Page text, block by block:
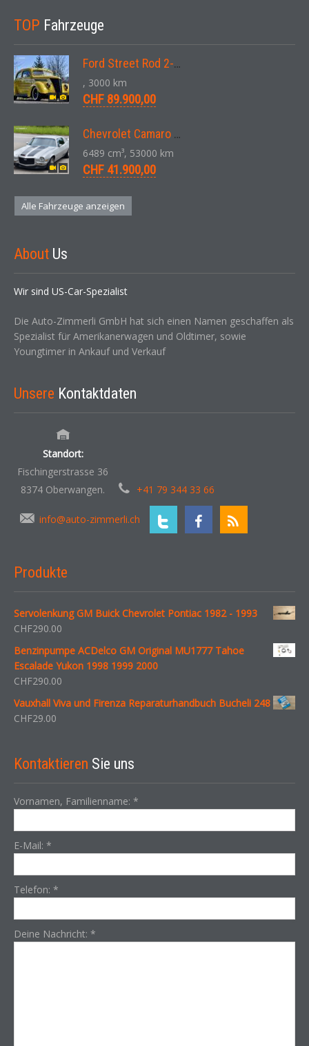
TOP Fahrzeuge
Ford Street Rod 2-Door V8 Aut. 1937
, 3000 km
CHF 89.900,00
Chevrolet Camaro SS 396 LS3 Coupe Aut. 1971
6489 cm³, 53000 km
CHF 41.900,00
Alle Fahrzeuge anzeigen
About Us
Wir sind US-Car-Spezialist
Die Auto-Zimmerli GmbH hat sich einen Namen geschaffen als
Spezialist für Amerikanerwagen und Oldtimer, sowie
Youngtimer in Ankauf und Verkauf
Unsere Kontaktdaten
Standort:
Fischingerstrasse 36
8374 Oberwangen.
+41 79 344 33 66
info@auto-zimmerli.ch
Produkte
Servolenkung GM Buick Chevrolet Pontiac 1982 - 1993
CHF290.00
Benzinpumpe ACDelco GM Original MU1777 Tahoe
Escalade Yukon 1998 1999 2000
CHF290.00
Vauxhall Viva und Firenza Reparaturhandbuch Bucheli 248
CHF29.00
Kontaktieren Sie uns
Vornamen, Familienname: *
E-Mail: *
Telefon: *
Deine Nachricht: *